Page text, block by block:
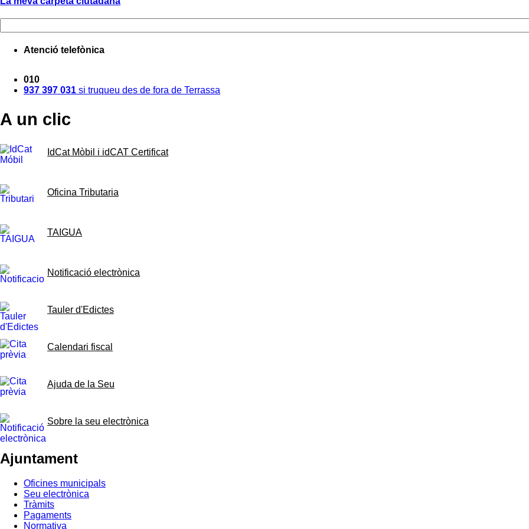
Atenció telefònica
010
937 397 031 si truqueu des de fora de Terrassa
A un clic
IdCat Mòbil i idCAT Certificat
Oficina Tributaria
TAIGUA
Notificació electrònica
Tauler d'Edictes
Calendari fiscal
Ajuda de la Seu
Sobre la seu electrònica
Ajuntament
Oficines municipals
Seu electrònica
Tràmits
Pagaments
Normativa